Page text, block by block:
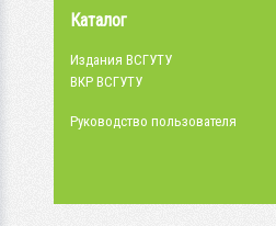
Каталог
Издания ВСГУТУ
ВКР ВСГУТУ
Руководство пользователя